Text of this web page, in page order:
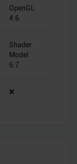
OpenGL
4.6
Shader
Model
6.7
❌